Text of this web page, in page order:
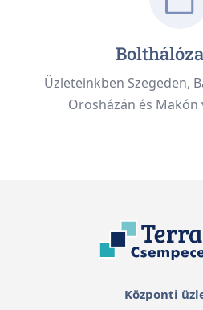
Üzleteinkben Szegeden,
Orosházán és
Központi